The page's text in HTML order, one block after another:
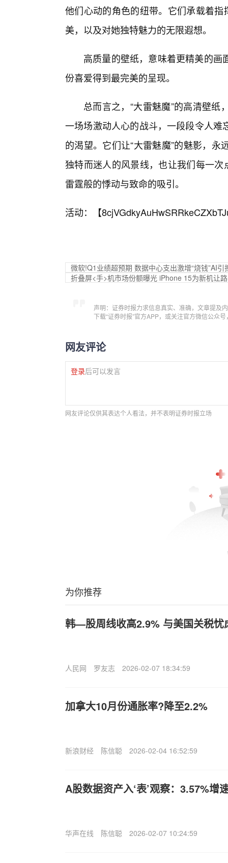
他们心动的角色的纽带。它们承载着
美，以及对她独特魅力的无限遐想。
高质量的壁纸，意味着更精美的
份喜爱得到最完美的呈现。
总而言之，“大雷魅魔”的高清壁
一场场激动人心的战斗，一段段令人
的渴望。它们让“大雷魅魔”的魅影，
独特而迷人的风景线，也让我们每一
雷霆般的悸动与致命的吸引。
活动：【
微软!Q1业绩超预期 数据中心支出激增“烧钱”AI引
折叠屏<手>机市场份额曝光 iPhone 15为新机让
声明：证券时报力求信息真实、准确，文章提及
下载“证券时报”官方APP，或关注官方微信公众
网友评论
登录后可以发言
网友评论仅供其表达个人看法，并不表明证券时报立场
为你推荐
韩—股周线收高2.9% 与美国关税忧
人民网 罗友志 2026-02-07 18:34:59
加拿大10月份通胀率?降至2.2%
新浪财经 陈信聪 2026-02-04 16:52:59
A股数据资产入‘表’观察：3.57%增
华声在线 陈信聪 2026-02-07 10:24:59